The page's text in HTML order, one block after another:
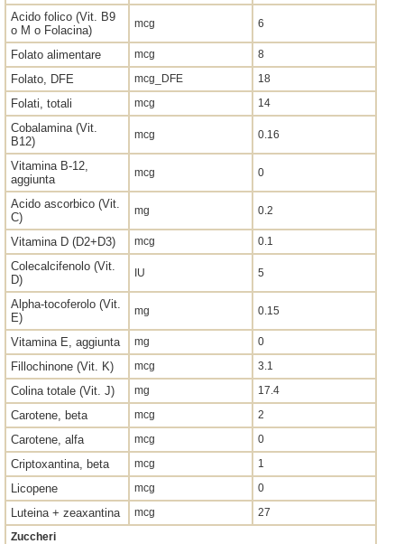
Acido folico (Vit. B9
o M o Folacina)
mcg 6
Folato alimentare mcg 8
Folato, DFE mcg_DFE 18
Folati, totali mcg 14
Cobalamina (Vit.
B12)
mcg 0.16
Vitamina B-12,
aggiunta
mcg 0
Acido ascorbico (Vit.
C)
mg 0.2
Vitamina D (D2+D3) mcg 0.1
Colecalcifenolo (Vit.
D)
IU 5
Alpha-tocoferolo (Vit.
E)
mg 0.15
Vitamina E, aggiunta mg 0
Fillochinone (Vit. K) mcg 3.1
Colina totale (Vit. J) mg 17.4
Carotene, beta mcg 2
Carotene, alfa mcg 0
Criptoxantina, beta mcg 1
Licopene mcg 0
Luteina + zeaxantina mcg
27
Zuccheri